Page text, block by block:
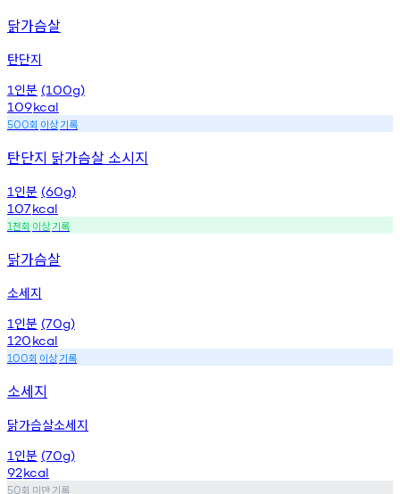
닭가슴살
탄단지
1 인분 (100g)
109kcal
500회 이상기록
탄단지 닭가슴살 소시지
1 인분 (60g)
107kcal
1천회 이상기록
닭가슴살
소세지
1 인분 (70g)
120kcal
100회 이상기록
소세지
닭가슴살소세지
1 인분 (70g)
92kcal
50회 미만기록